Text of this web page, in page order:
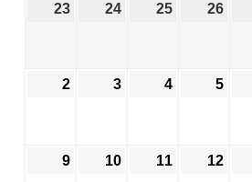
23 24 25 26
2 3 4 5
9 10 11 12